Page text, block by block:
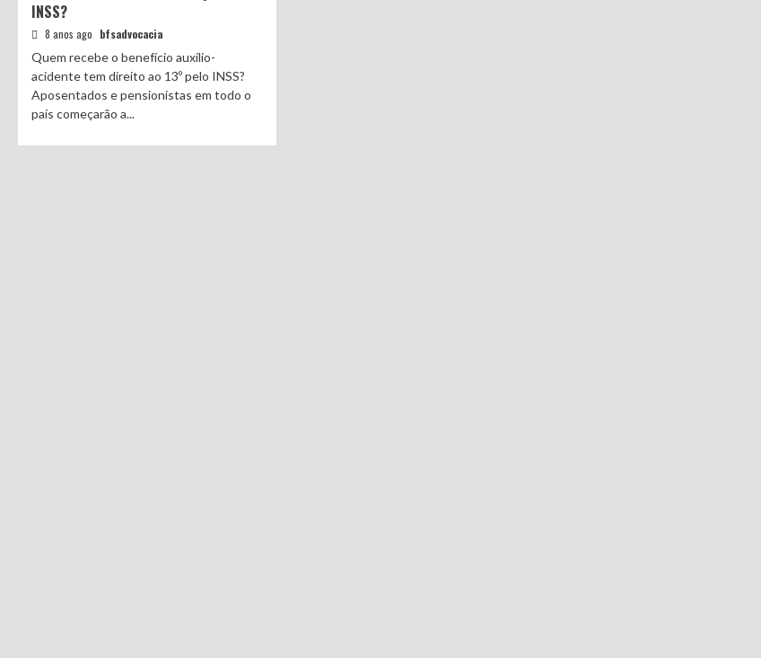
INSS?
8 anos ago bfsadvocacia
Quem recebe o benefício auxílio-
acidente tem direito ao 13º pelo INSS?
Aposentados e pensionistas em todo o
país começarão a...